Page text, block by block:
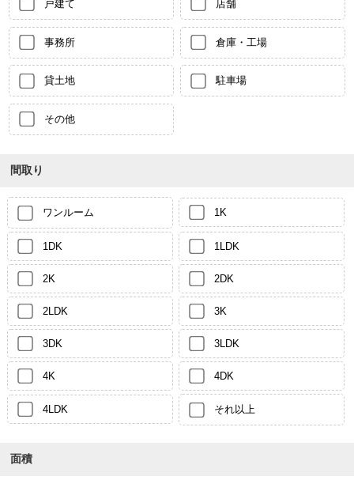
戸建て 店舗
事務所 倉庫・工場
貸土地 駐車場
その他
間取り
ワンルーム 1K
1DK 1LDK
2K 2DK
2LDK 3K
3DK 3LDK
4K 4DK
4LDK それ以上
面積